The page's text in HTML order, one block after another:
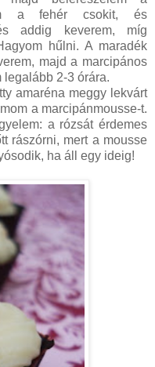
a fehér csokit, és
addig keverem, míg
hűlni. A maradék
majd a marcipános
legalább 2-3 órára.
amaréna meggy lekvárt
a marcipánmousse-t.
a rózsát érdemes
rászórni, mert a mousse
ha áll egy ideig!